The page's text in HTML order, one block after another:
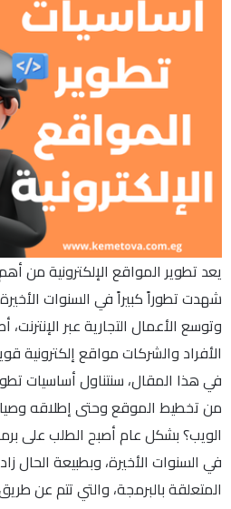
يعد تطوير المواقع الإلكترونية من
شهدت تطوراً كبيراً في السنوات
وتوسع الأعمال التجارية عبر
الأفراد والشركات مواقع إلكترونية
في هذا المقال، سنتناول أساسيات
من تخطيط الموقع وحتى إطلاقه
الويب؟ بشكل عام أصبح الطلب على
في السنوات الأخيرة، وبطبيعة الحال
المتعلقة بالبرمجة، والتي تتم عن